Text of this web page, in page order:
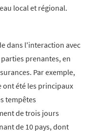
local et régional.
dans l'interaction avec
prenantes, en
Par exemple,
ont été les principaux
tempêtes
de trois jours
de 10 pays, dont